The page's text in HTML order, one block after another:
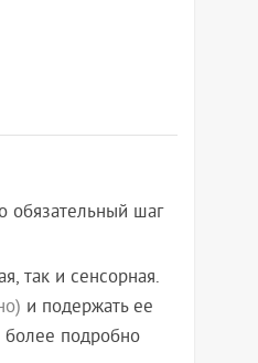
обязательный шаг
так и сенсорная.
и подержать ее
более подробно